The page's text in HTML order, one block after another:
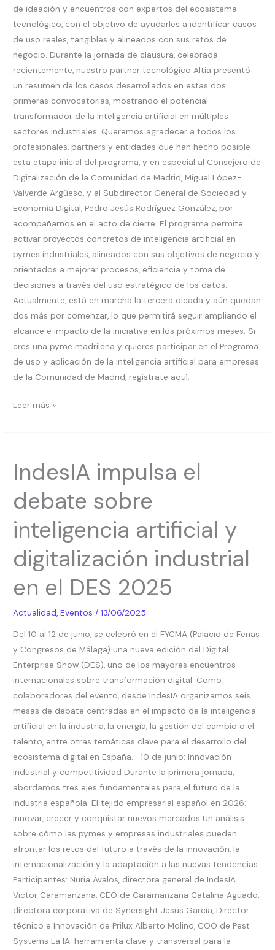
de ideación y encuentros con expertos del ecosistema
tecnológico, con el objetivo de ayudarles a identificar casos
de uso reales, tangibles y alineados con sus retos de
negocio. Durante la jornada de clausura, celebrada
recientemente, nuestro partner tecnológico Altia presentó
un resumen de los casos desarrollados en estas dos
primeras convocatorias, mostrando el potencial
transformador de la inteligencia artificial en múltiples
sectores industriales. Queremos agradecer a todos los
profesionales, partners y entidades que han hecho posible
esta etapa inicial del programa, y en especial al Consejero de
Digitalización de la Comunidad de Madrid, Miguel López-
Valverde Argüeso, y al Subdirector General de Sociedad y
Economía Digital, Pedro Jesús Rodríguez González, por
acompañarnos en el acto de cierre. El programa permite
activar proyectos concretos de inteligencia artificial en
pymes industriales, alineados con sus objetivos de negocio y
orientados a mejorar procesos, eficiencia y toma de
decisiones a través del uso estratégico de los datos.
Actualmente, está en marcha la tercera oleada y aún quedan
dos más por comenzar, lo que permitirá seguir ampliando el
alcance e impacto de la iniciativa en los próximos meses. Si
eres una pyme madrileña y quieres participar en el Programa
de uso y aplicación de la inteligencia artificial para empresas
de la Comunidad de Madrid, regístrate aquí.
Leer más »
IndesIA impulsa el
debate sobre
inteligencia artificial y
digitalización industrial
en el DES 2025
Actualidad,Eventos /13/06/2025
Del 10 al 12 de junio, se celebró en el FYCMA (Palacio de Ferias
y Congresos de Málaga) una nueva edición del Digital
Enterprise Show (DES), uno de los mayores encuentros
internacionales sobre transformación digital. Como
colaboradores del evento, desde IndesIA organizamos seis
mesas de debate centradas en el impacto de la inteligencia
artificial en la industria, la energía, la gestión del cambio o el
talento, entre otras temáticas clave para el desarrollo del
ecosistema digital en España. 10 de junio: Innovación
industrial y competitividad Durante la primera jornada,
abordamos tres ejes fundamentales para el futuro de la
industria española: El tejido empresarial español en 2026:
innovar, crecer y conquistar nuevos mercados Un análisis
sobre cómo las pymes y empresas industriales pueden
afrontar los retos del futuro a través de la innovación, la
internacionalización y la adaptación a las nuevas tendencias.
Participantes: Nuria Ávalos, directora general de IndesIA
Victor Caramanzana, CEO de Caramanzana Catalina Aguado,
directora corporativa de Synersight Jesús García, Director
técnico e Innovación de Prilux Alberto Molino, COO de Pest
Systems La IA: herramienta clave y transversal para la
impulsa
el
debate
inteligencia
y
digitalización
industrial
DES
2025